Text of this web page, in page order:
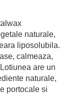
naturale,
liposolubila.
calmeaza,
are un
naturale,
portocale si